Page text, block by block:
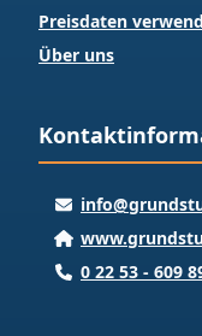
Preisdaten
Über uns
0 22 53 - 609